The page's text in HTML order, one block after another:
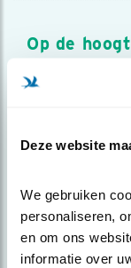
Deze website
We gebruiken
personaliseren,
en om ons
informatie over
Op de
Meld je aan en
over vogels en